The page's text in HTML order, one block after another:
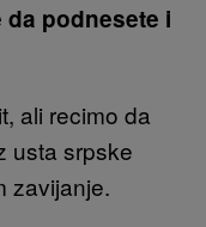
da podnesete i
ali recimo da
usta srpske
zavijanje.